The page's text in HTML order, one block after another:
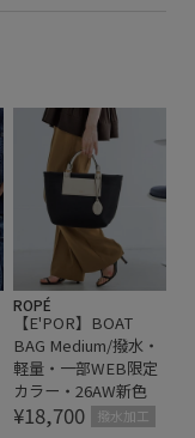
ROPÉ
【E'POR】BOAT
BAG Medium/撥水・
軽量・一部WEB限定
カラー・26AW新色
¥18,700 撥水加工